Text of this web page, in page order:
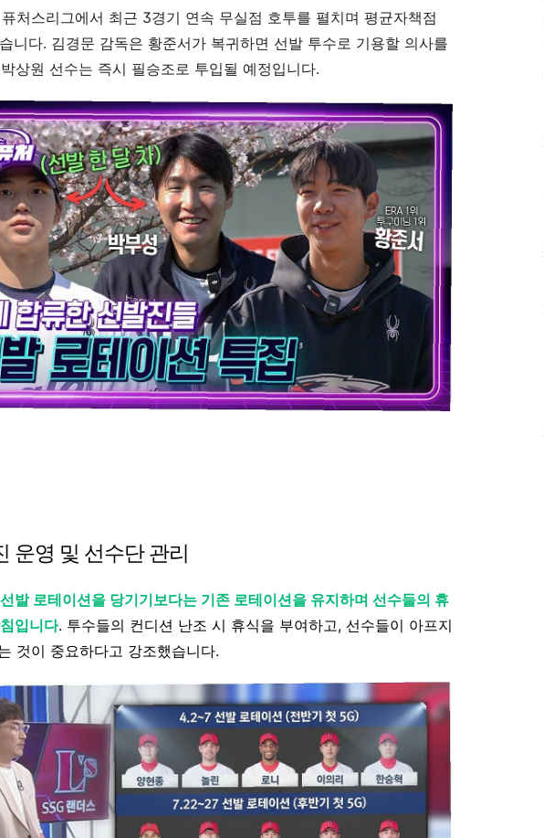
처스리그에서 최근 3경기 연속 무실점 호투를 펼치며 평균자책점
니다. 김경문 감독은 황준서가 복귀하면 선발 투수로 기용할 의사를
상원 선수는 즉시 필승조로 투입될 예정입니다.
운영 및 선수단 관리
발 로테이션을 당기기보다는 기존 로테이션을 유지하며 선수들의 휴
입니다. 투수들의 컨디션 난조 시 휴식을 부여하고, 선수들이 아프지
것이 중요하다고 강조했습니다.